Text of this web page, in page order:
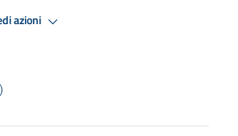
azioni